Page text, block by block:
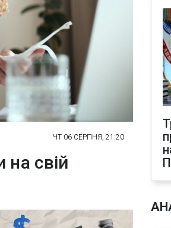
ЧТ 06 СЕРПНЯ, 21:20
свій